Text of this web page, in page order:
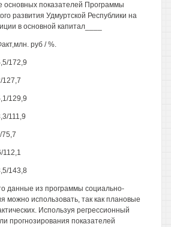
основных показателей Программы
развития Удмуртской Республики на
в основной капитал____
руб / %.
172,9
127,7
129,9
111,9
112,1
143,8
данные из программы социально-
можно использовать, так как плановые
Используя регрессионный
прогнозирования показателей